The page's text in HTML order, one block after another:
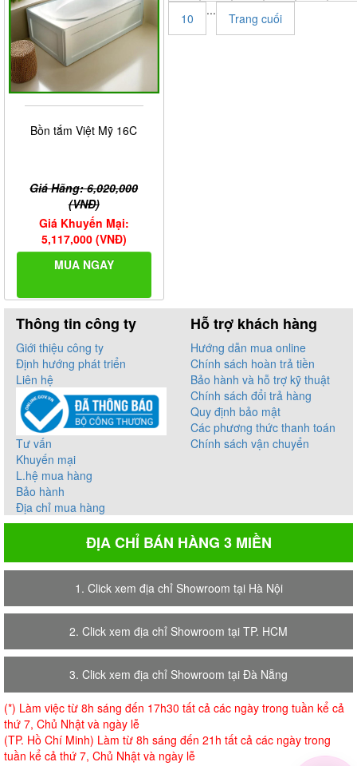
Bồn tắm Việt Mỹ 16C
Giá Hãng: 6,020,000
(VNĐ)
Giá Khuyến Mại:
5,117,000 (VNĐ)
MUA NGAY
10
...
Trang cuối
Thông tin công ty
Giới thiệu công ty
Định hướng phát triển
Liên hệ
Tư vấn
Khuyến mại
L.hệ mua hàng
Bảo hành
Địa chỉ mua hàng
Hỗ trợ khách hàng
Hướng dẫn mua online
Chính sách hoàn trả tiền
Bảo hành và hỗ trợ kỹ thuật
Chính sách đổi trả hàng
Quy định bảo mật
Các phương thức thanh toán
Chính sách vận chuyển
ĐỊA CHỈ BÁN HÀNG 3 MIỀN
1. Click xem địa chỉ Showroom tại Hà Nội
2. Click xem địa chỉ Showroom tại TP. HCM
3. Click xem địa chỉ Showroom tại Đà Nẵng
(*) Làm việc từ 8h sáng đến 17h30 tất cả các ngày trong tuần kể cả
thứ 7, Chủ Nhật và ngày lễ
(TP. Hồ Chí Minh) Làm từ 8h sáng đến 21h tất cả các ngày trong
tuần kể cả thứ 7, Chủ Nhật và ngày lễ